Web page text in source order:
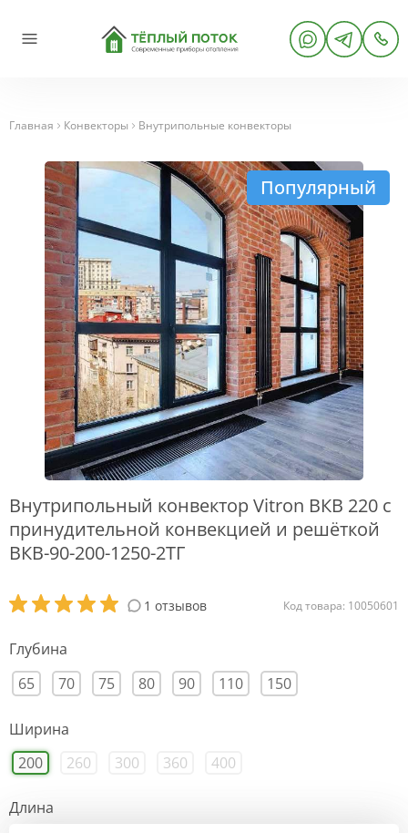
Главная Конвекторы Внутрипольные конвекторы
Популярный
Внутрипольный конвектор Vitron ВКВ 220 с
принудительной конвекцией и решёткой
ВКВ-90-200-1250-2ТГ
1 отзывов Код товара: 10050601
Глубина
65
70 75 80 90 110 150
Ширина
200
260 300 360 400
Длина